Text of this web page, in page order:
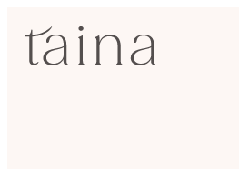
suoraan
SisustusTaina